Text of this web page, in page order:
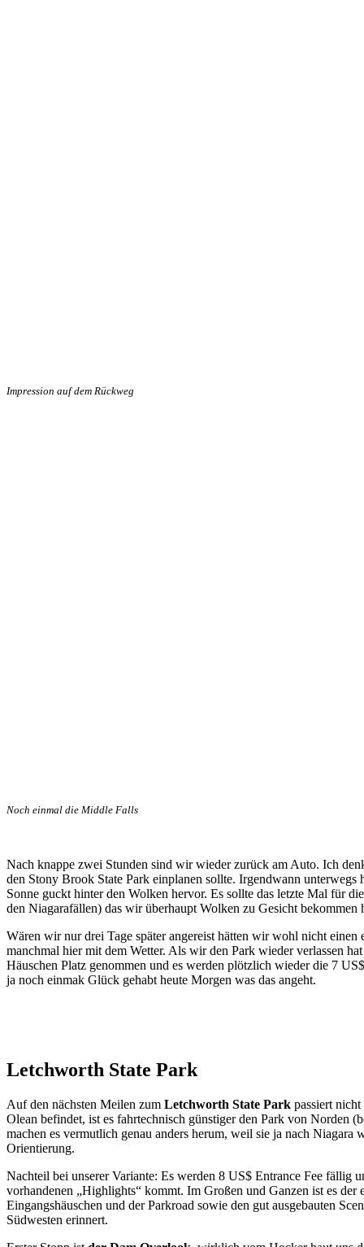
Impression auf dem Rückweg
Noch einmal die Middle Falls
Nach knappe zwei Stunden sind wir wieder zurück am Auto. Ich
den Stony Brook State Park einplanen sollte. Irgendwann
Sonne guckt hinter den Wolken hervor. Es sollte das letzte Mal für
den Niagarafällen) das wir überhaupt Wolken zu Gesicht bekommen
Wären wir nur drei Tage später angereist hätten wir wohl nicht einen
manchmal hier mit dem Wetter. Als wir den Park wieder verlassen
Häuschen Platz genommen und es werden plötzlich wieder die 7
ja noch einmak Glück gehabt heute Morgen was das angeht.
Letchworth State Park
Auf den nächsten Meilen zum Letchworth State Park passiert
Olean befindet, ist es fahrtechnisch günstiger den Park von Norden
machen es vermutlich genau anders herum, weil sie ja nach Niagara
Orientierung.
Nachteil bei unserer Variante: Es werden 8 US$ Entrance Fee fällig
vorhandenen „Highlights“ kommt. Im Großen und Ganzen ist es der
Eingangshäuschen und der Parkroad sowie den gut ausgebauten
Südwesten erinnert.